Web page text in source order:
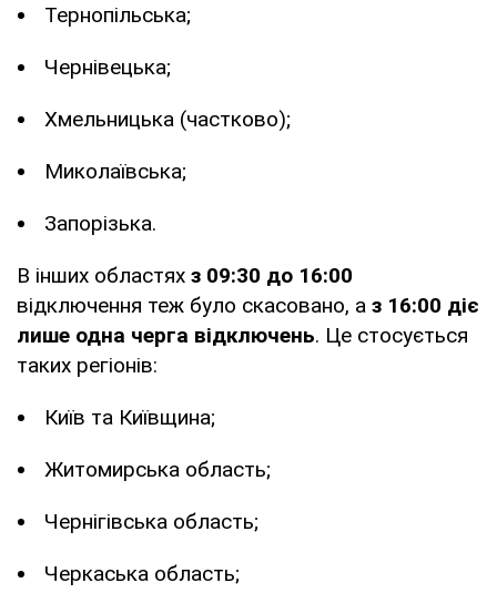
Тернопільська;
Чернівецька;
Хмельницька (частково);
Миколаївська;
Запорізька.
В інших областях з 09:30 до 16:00
відключення теж було скасовано, а з 16:00 діє
лише одна черга відключень. Це стосується
таких регіонів:
Київ та Київщина;
Житомирська область;
Чернігівська область;
Черкаська область;